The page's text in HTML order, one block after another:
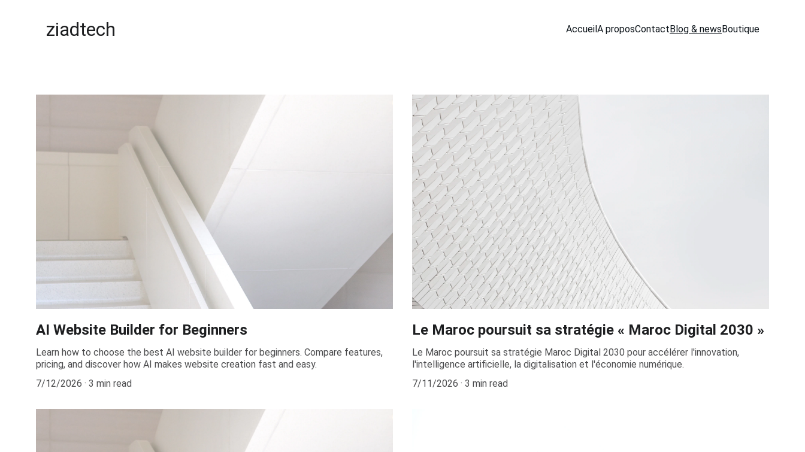
ziadtech AccueilA proposContactBlog & newsBoutique
AI Website Builder for Beginners
Learn how to choose the best AI website builder for beginners. Compare features,
pricing, and discover how AI makes website creation fast and easy.
7/12/2026
3 min read
Le Maroc poursuit sa stratégie « Maroc Digital 2030 »
Le Maroc poursuit sa stratégie Maroc Digital 2030 pour accélérer l'innovation,
l'intelligence artificielle, la digitalisation et l'économie numérique.
7/11/2026
3 min read